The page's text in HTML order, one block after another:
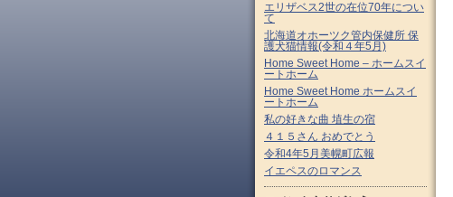
エリザベス2世の在位70年につい
て
北海道オホーツク管内保健所 保
護犬猫情報(令和４年5月)
Home Sweet Home – ホームスイ
ートホーム
Home Sweet Home ホームスイ
ートホーム
私の好きな曲 埴生の宿
４１５さん おめでとう
令和4年5月美幌町広報
イエペスのロマンス